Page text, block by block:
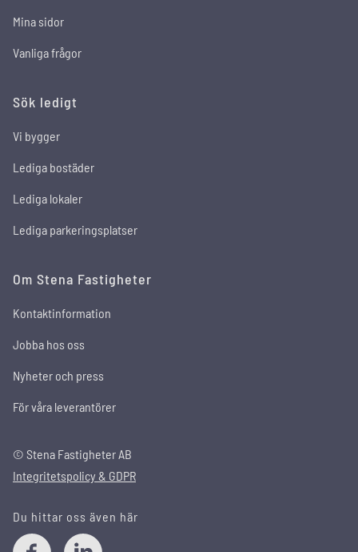
Mina sidor
Vanliga frågor
Sök ledigt
Vi bygger
Lediga bostäder
Lediga lokaler
Lediga parkeringsplatser
Om Stena Fastigheter
Kontaktinformation
Jobba hos oss
Nyheter och press
För våra leverantörer
© Stena Fastigheter AB
Integritetspolicy & GDPR
Du hittar oss även här